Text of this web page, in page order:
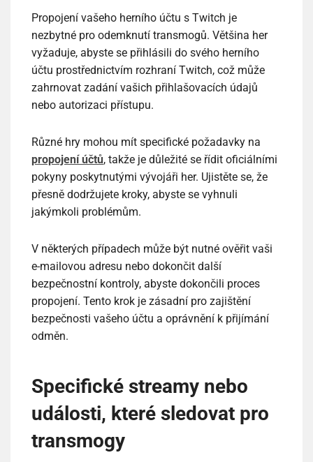
Propojení vašeho herního účtu s Twitch je
nezbytné pro odemknutí transmogů. Většina her
vyžaduje, abyste se přihlásili do svého herního
účtu prostřednictvím rozhraní Twitch, což může
zahrnovat zadání vašich přihlašovacích údajů
nebo autorizaci přístupu.
Různé hry mohou mít specifické požadavky na
propojení účtů, takže je důležité se řídit oficiálními
pokyny poskytnutými vývojáři her. Ujistěte se, že
přesně dodržujete kroky, abyste se vyhnuli
jakýmkoli problémům.
V některých případech může být nutné ověřit vaši
e-mailovou adresu nebo dokončit další
bezpečnostní kontroly, abyste dokončili proces
propojení. Tento krok je zásadní pro zajištění
bezpečnosti vašeho účtu a oprávnění k přijímání
odměn.
Specifické streamy nebo
události, které sledovat pro
transmogy